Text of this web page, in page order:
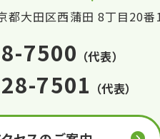
大田区西蒲田 8丁目20番
7500 （代表）
7501 （代表）